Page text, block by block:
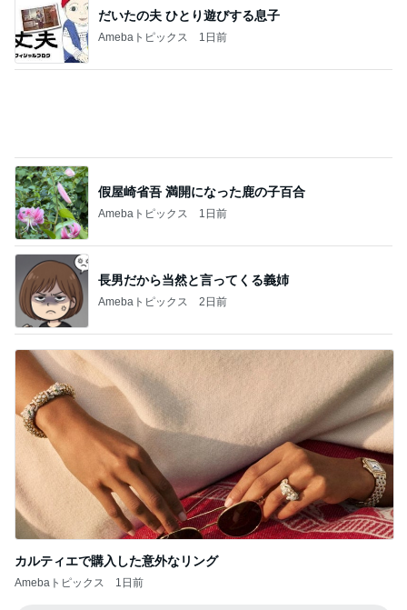
だいたの夫 ひとり遊びする息子
Amebaトピックス 1日前
假屋崎省吾 満開になった鹿の子百合
Amebaトピックス 1日前
長男だから当然と言ってくる義姉
Amebaトピックス 2日前
カルティエで購入した意外なリング
Amebaトピックス 1日前